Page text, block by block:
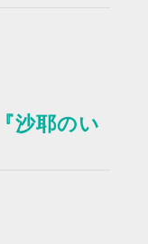
沙耶のい